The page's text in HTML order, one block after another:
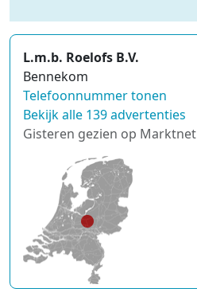
L.m.b. Roelofs B.V.
Bennekom
Telefoonnummer tonen
Bekijk alle 139 advertenties
Gisteren gezien op Marktnet